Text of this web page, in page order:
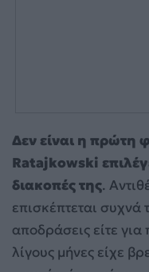
Δεν είναι η πρώτη
Ratajkowski
διακοπές της.
επισκέπτεται συχνά
αποδράσεις είτε για
λίγους μήνες είχε